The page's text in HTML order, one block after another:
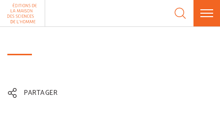
Aller au contenu
PARTAGER
Panneau de gestion des cookies